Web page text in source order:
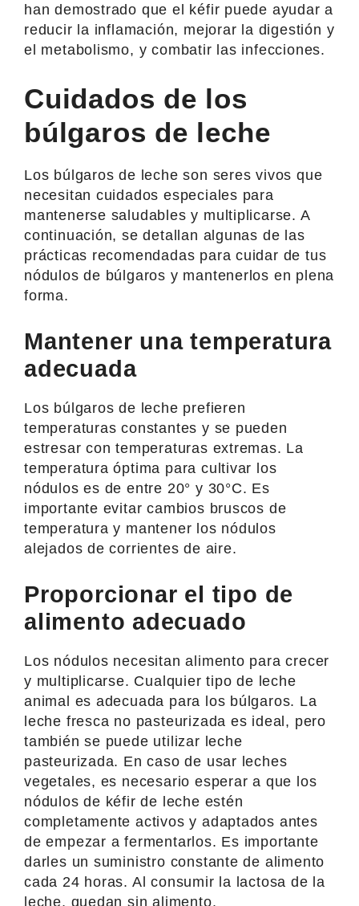
han demostrado que el kéfir puede ayudar a
reducir la inflamación, mejorar la digestión y
el metabolismo, y combatir las infecciones.
Cuidados de los
búlgaros de leche
Los búlgaros de leche son seres vivos que
necesitan cuidados especiales para
mantenerse saludables y multiplicarse. A
continuación, se detallan algunas de las
prácticas recomendadas para cuidar de tus
nódulos de búlgaros y mantenerlos en plena
forma.
Mantener una temperatura
adecuada
Los búlgaros de leche prefieren
temperaturas constantes y se pueden
estresar con temperaturas extremas. La
temperatura óptima para cultivar los
nódulos es de entre 20° y 30°C. Es
importante evitar cambios bruscos de
temperatura y mantener los nódulos
alejados de corrientes de aire.
Proporcionar el tipo de
alimento adecuado
Los nódulos necesitan alimento para crecer
y multiplicarse. Cualquier tipo de leche
animal es adecuada para los búlgaros. La
leche fresca no pasteurizada es ideal, pero
también se puede utilizar leche
pasteurizada. En caso de usar leches
vegetales, es necesario esperar a que los
nódulos de kéfir de leche estén
completamente activos y adaptados antes
de empezar a fermentarlos. Es importante
darles un suministro constante de alimento
cada 24 horas. Al consumir la lactosa de la
leche, quedan sin alimento.